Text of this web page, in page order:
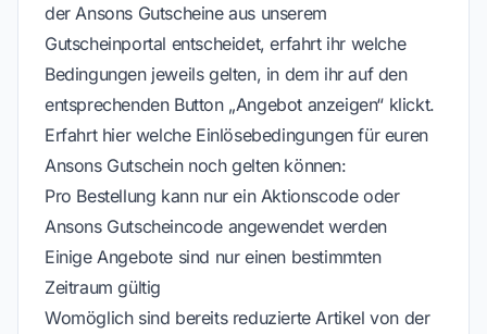
der Ansons Gutscheine aus unserem
Gutscheinportal entscheidet, erfahrt ihr welche
Bedingungen jeweils gelten, in dem ihr auf den
entsprechenden Button „Angebot anzeigen“ klickt.
Erfahrt hier welche Einlösebedingungen für euren
Ansons Gutschein noch gelten können:
Pro Bestellung kann nur ein Aktionscode oder
Ansons Gutscheincode angewendet werden
Einige Angebote sind nur einen bestimmten
Zeitraum gültig
Womöglich sind bereits reduzierte Artikel von der